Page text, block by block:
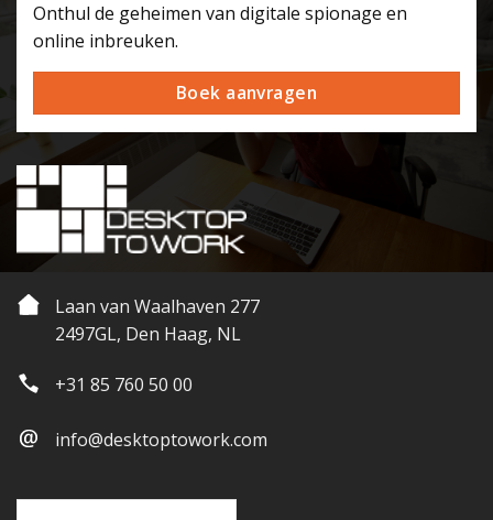
Onthul de geheimen van digitale spionage en
online inbreuken.
Boek aanvragen
Laan van Waalhaven 277
2497GL, Den Haag, NL
+31 85 760 50 00
info@desktoptowork.com